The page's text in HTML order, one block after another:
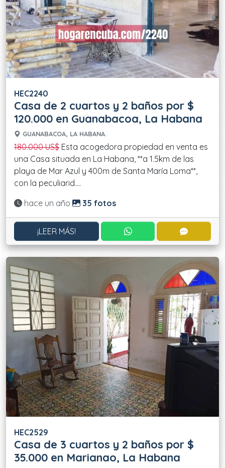
HEC2240
Casa de 2 cuartos y 2 baños por $
120.000 en Guanabacoa, La Habana
GUANABACOA, LA HABANA.
180.000 US$ Esta acogedora propiedad en venta es
una Casa situada en La Habana, **a 1.5km de las
playa de Mar Azul y 400m de Santa María Loma**,
con la peculiarid....
Actualizado:
hace un año 35 fotos
¡LEER MÁS! CONTACTAR POR
HEC2529
Casa de 3 cuartos y 2 baños por $
35.000 en Marianao, La Habana